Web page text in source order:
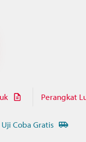
Perangkat
Coba Gratis